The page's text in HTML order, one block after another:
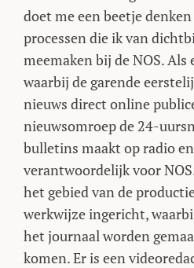
doet me een beetje
processen die ik van
meemaken bij de NOS.
waarbij de garende
nieuws direct online
nieuwsomroep de 24-
bulletins maakt op radio
verantwoordelijk voor
het gebied van de
werkwijze ingericht,
het journaal worden
komen. Er is een